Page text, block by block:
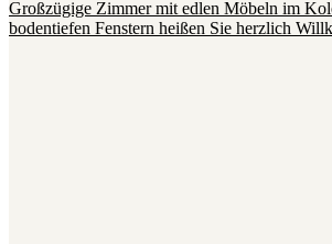
Großzügige Zimmer mit edlen Möbeln im
bodentiefen Fenstern heißen Sie herzlich